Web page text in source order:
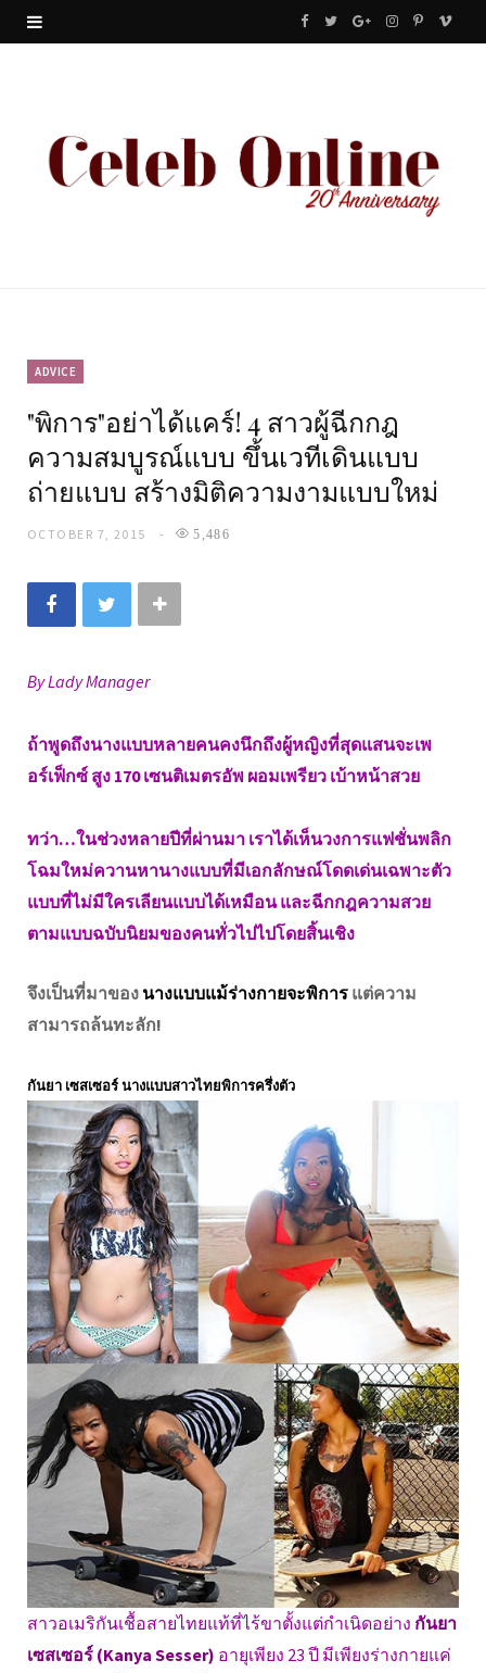
F
e
b
T
t
G
g
l
I
t
a
P
t
e
V
ADVICE
"พิการ"อย่าได้แคร์! 4 สาวผู้ฉีกกฎ
ความสมบูรณ์แบบ ขึ้นเวทีเดินแบบ
ถ่ายแบบ สร้างมิติความงามแบบใหม่
OCTOBER 7, 2015 5,486
By Lady Manager
ถ้าพูดถึงนางแบบหลายคนคงนึกถึงผู้หญิงที่สุดแสนจะเพ
อร์เฟ็กซ์ สูง 170 เซนติเมตรอัพ ผอมเพรียว เบ้าหน้าสวย
ทว่า…ในช่วงหลายปีที่ผ่านมา เราได้เห็นวงการแฟชั่นพลิก
โฉมใหม่ควานหานางแบบที่มีเอกลักษณ์โดดเด่นเฉพาะตัว
แบบที่ไม่มีใครเลียนแบบได้เหมือน และฉีกกฎความสวย
ตามแบบฉบับนิยมของคนทั่วไปไปโดยสิ้นเชิง
จึงเป็นที่มาของ นางแบบแม้ร่างกายจะพิการ แต่ความ
สามารถล้นทะลัก!
กันยา เซสเซอร์ นางแบบสาวไทยพิการครึ่งตัว
สาวอเมริกันเชื้อสายไทยแท้ที่ไร้ขาตั้งแต่กำเนิดอย่าง กันยา
เซสเซอร์ (Kanya Sesser) อายุเพียง 23 ปี มีเพียงร่างกายแค่